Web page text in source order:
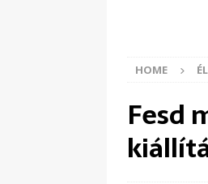
HOME
Fesd